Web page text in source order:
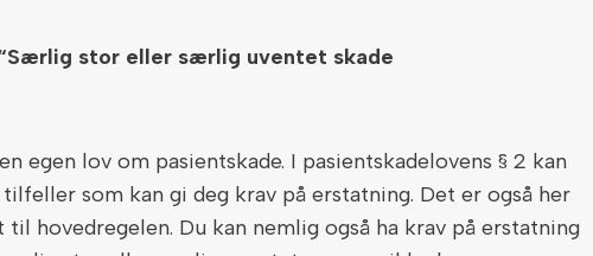
stor eller særlig uventet skade
egen lov om pasientskade. I pasientskadelovens § 2 kan
som kan gi deg krav på erstatning. Det er også her
til hovedregelen. Du kan nemlig også ha krav på erstatning